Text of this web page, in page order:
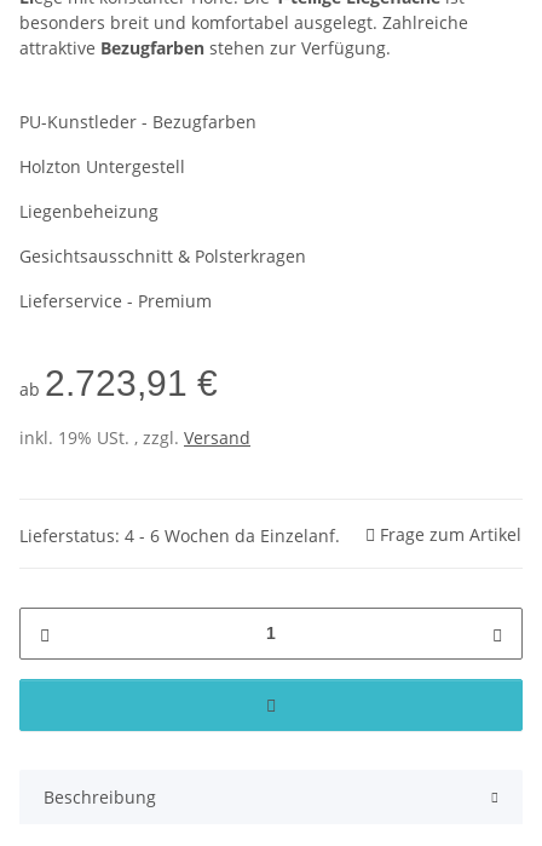
besonders breit und komfortabel ausgelegt. Zahlreiche
attraktive Bezugfarben stehen zur Verfügung.
PU-Kunstleder - Bezugfarben
Holzton Untergestell
Liegenbeheizung
Gesichtsausschnitt & Polsterkragen
Lieferservice - Premium
ab 2.723,91 €
inkl. 19% USt. , zzgl. Versand
Lieferstatus: 4 - 6 Wochen da Einzelanf. Frage zum Artikel
Beschreibung